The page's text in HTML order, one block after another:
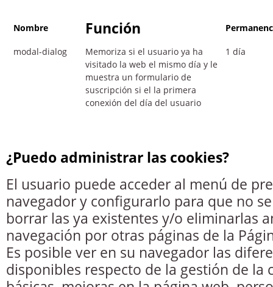
Nombre Función
modal-dialog
Memoriza si el usuario ya ha
visitado la web el mismo día y le
muestra un formulario de
suscripción si el la primera
conexión del día del usuario
1 día
¿Puedo administrar las cookies?
El usuario puede acceder al menú de
navegador y configurarlo para que no
borrar las ya existentes y/o eliminarlas
navegación por otras páginas de la
Es posible ver en su navegador las
disponibles respecto de la gestión de la